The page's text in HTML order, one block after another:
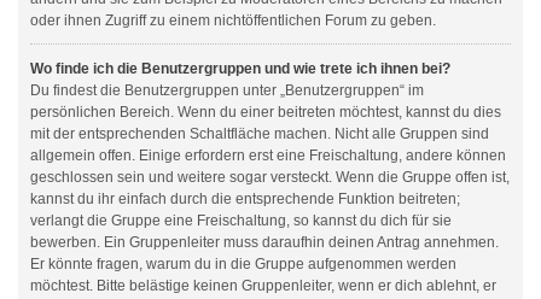
oder ihnen Zugriff zu einem nichtöffentlichen Forum zu geben.
Wo finde ich die Benutzergruppen und wie trete ich ihnen bei?
Du findest die Benutzergruppen unter „Benutzergruppen“ im
persönlichen Bereich. Wenn du einer beitreten möchtest, kannst du dies
mit der entsprechenden Schaltfläche machen. Nicht alle Gruppen sind
allgemein offen. Einige erfordern erst eine Freischaltung, andere können
geschlossen sein und weitere sogar versteckt. Wenn die Gruppe offen ist,
kannst du ihr einfach durch die entsprechende Funktion beitreten;
verlangt die Gruppe eine Freischaltung, so kannst du dich für sie
bewerben. Ein Gruppenleiter muss daraufhin deinen Antrag annehmen.
Er könnte fragen, warum du in die Gruppe aufgenommen werden
möchtest. Bitte belästige keinen Gruppenleiter, wenn er dich ablehnt, er